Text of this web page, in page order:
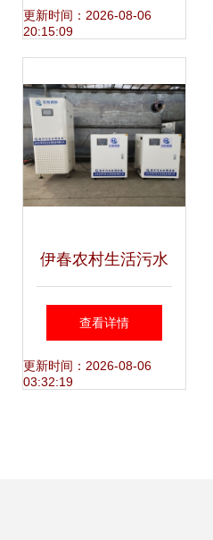
素 聚焦水处理设备
更新时间：2026-08-06
20:15:09
伊春农村生活污水
处理设备设计寿命
与研发实践研究
查看详情
更新时间：2026-08-06
03:32:19